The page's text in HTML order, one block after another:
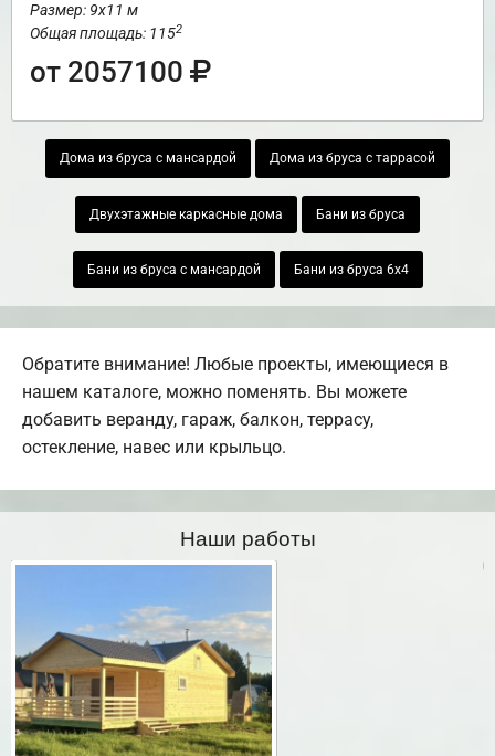
Размер: 9х11 м
Общая площадь: 1152
от 2057100
Дома из бруса с мансардой Дома из бруса с таррасой
Двухэтажные каркасные дома Бани из бруса
Бани из бруса с мансардой Бани из бруса 6х4
Обратите внимание! Любые проекты, имеющиеся в
нашем каталоге, можно поменять. Вы можете
добавить веранду, гараж, балкон, террасу,
остекление, навес или крыльцо.
Наши работы